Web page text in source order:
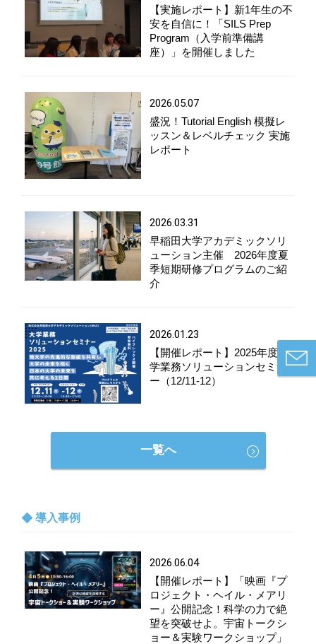
一覧へ
【実施レポート】新1年生の不
安を自信に！「SILS Prep
Program（入学前準備講
座）」を開催しました
2026.05.07
盛況！Tutorial English 模擬レ
ッスン＆レベルチェック 実施
レポート
2026.03.31
早稲田大学アカデミックソリ
ューション主催 2026年度夏
季短期研修プログラムのご紹
介
2026.01.23
【開催レポート】2025年度 大
学業務ソリューションセミナ
ー（12/11-12）
導入事例
2026.06.04
【開催レポート】「映画『プ
ロジェクト・ヘイル・メアリ
ー』公開記念！科学の力で絶
望を突破せよ。宇宙トークシ
ョー＆実験ワークショップ」